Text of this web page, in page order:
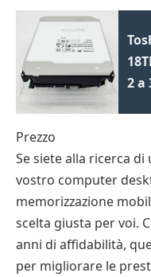
2 a
Prezzo
Se siete alla ricerca
vostro computer
memorizzazione
scelta giusta per voi.
anni di affidabilità,
per migliorare le